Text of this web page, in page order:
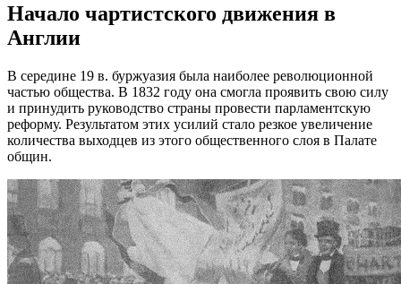
Начало чартистского движения в
Англии
В середине 19 в. буржуазия была наиболее революционной
частью общества. В 1832 году она смогла проявить свою силу
и принудить руководство страны провести парламентскую
реформу. Результатом этих усилий стало резкое увеличение
количества выходцев из этого общественного слоя в Палате
общин.